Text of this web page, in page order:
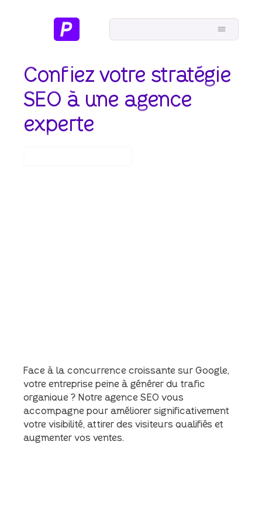
LEADGEN
EXPERTISES
SECTEURS
Confiez votre stratégie
SEO à une agence
experte
Face à la concurrence croissante sur Google,
votre entreprise peine à générer du trafic
organique ? Notre agence SEO vous
accompagne pour améliorer significativement
votre visibilité, attirer des visiteurs qualifiés et
augmenter vos ventes.